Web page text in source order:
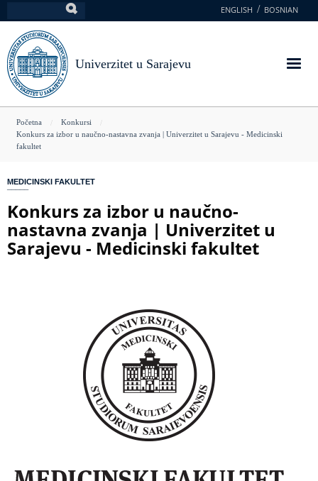
na
glavni
sadržaj
ENGLISH BOSNIAN
Univerzitet u Sarajevu
You
are
Početna
Konkursi
Konkurs za izbor u naučno-nastavna zvanja | Univerzitet u Sarajevu - Medicinski
fakultet
MEDICINSKI FAKULTET
Konkurs za izbor u naučno-
nastavna zvanja | Univerzitet u
Sarajevu - Medicinski fakultet